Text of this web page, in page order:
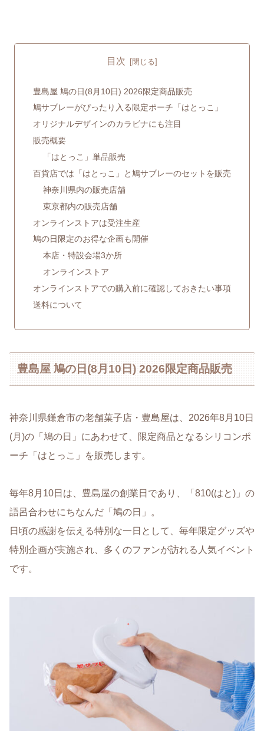
目次
豊島屋 鳩の日(8月10日) 2026限定商品販売
鳩サブレーがぴったり入る限定ポーチ「はとっこ」
オリジナルデザインのカラビナにも注目
販売概要
「はとっこ」単品販売
百貨店では「はとっこ」と鳩サブレーのセットを販売
神奈川県内の販売店舗
東京都内の販売店舗
オンラインストアは受注生産
鳩の日限定のお得な企画も開催
本店・特設会場3か所
オンラインストア
オンラインストアでの購入前に確認しておきたい事項
送料について
豊島屋 鳩の日(8月10日) 2026限定商品販売
神奈川県鎌倉市の老舗菓子店・豊島屋は、2026年8月10日
(月)の「鳩の日」にあわせて、限定商品となるシリコンポ
ーチ「はとっこ」を販売します。
毎年8月10日は、豊島屋の創業日であり、「810(はと)」の
語呂合わせにちなんだ「鳩の日」。
日頃の感謝を伝える特別な一日として、毎年限定グッズや
特別企画が実施され、多くのファンが訪れる人気イベント
です。